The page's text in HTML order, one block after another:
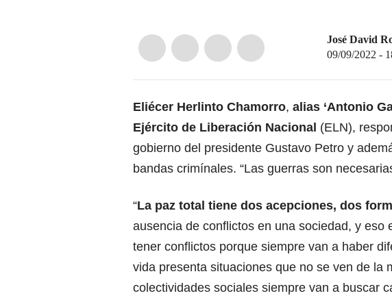
José David
09/09/2022 -
Eliécer Herlinto Chamorro, alias ‘Antonio
Ejército de Liberación Nacional (ELN),
gobierno del presidente Gustavo Petro y
bandas crimínales. “Las guerras son
“La paz total tiene dos acepciones, dos
ausencia de conflictos en una sociedad, y eso
tener conflictos porque siempre van a haber
vida presenta situaciones que no se ven de la
colectividades sociales siempre van a buscar